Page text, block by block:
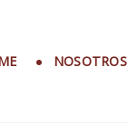
NOSOTROS